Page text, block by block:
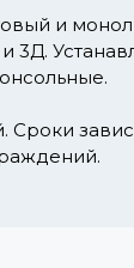
и
3Д.